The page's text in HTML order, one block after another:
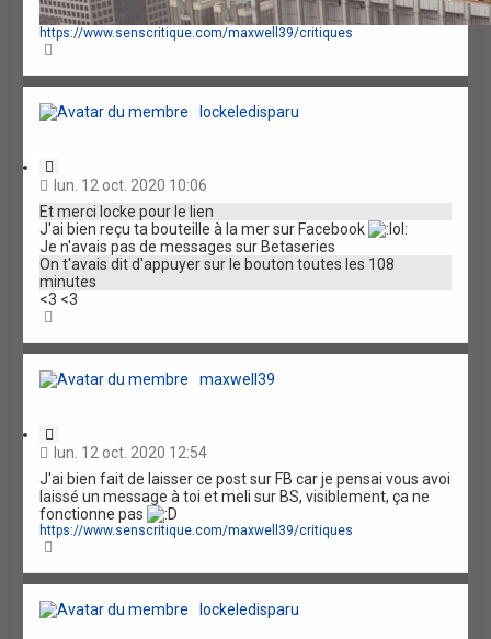
https://www.senscritique.com/maxwell39/critiques
u
lockeledisparu
i
a
t
i
o
n
lun. 12 oct. 2020 10:06
Et merci locke pour le lien
J'ai bien reçu ta bouteille à la mer sur Facebook
Je n'avais pas de messages sur Betaseries
On t'avais dit d'appuyer sur le bouton toutes les 108
minutes
<3 <3
u
maxwell39
i
a
t
i
o
lun. 12 oct. 2020 12:54
J'ai bien fait de laisser ce post sur FB car je pensai vous avoi
laissé un message à toi et meli sur BS, visiblement, ça ne
fonctionne pas
https://www.senscritique.com/maxwell39/critiques
u
lockeledisparu